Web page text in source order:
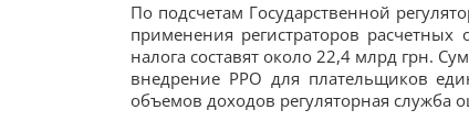
По подсчетам Государственной
применения регистраторов
налога составят около 22,4 млрд грн.
внедрение РРО для плательщиков
объемов доходов регуляторная служба